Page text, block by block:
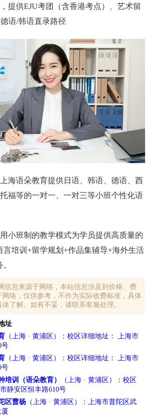
提供EJU考团（含香港考点）、艺术留
语/韩语直录路径
海语朵教育提供日语、韩语、德语、西
福等的一对一、一对三等小班个性化语
小班制的教学模式为学员提供高质量的
言培训+留学规划+作品集辅导+海外生活
信息来源于网络，本站信息涉及到价格、费
网络，仅供参考，不作为实际收费标准，具体
了解。如有不妥，请联系客服处理。
址
（上海 · 黄浦区）：校区详细地址： 上海市
号
（上海 · 黄浦区）：校区详细地址： 上海市
号
培训（语朵教育）
（上海 · 黄浦区）：校区
静安区恒丰路610号
区曹杨 （上海 · 黄浦区）：上海市普陀区武
厦